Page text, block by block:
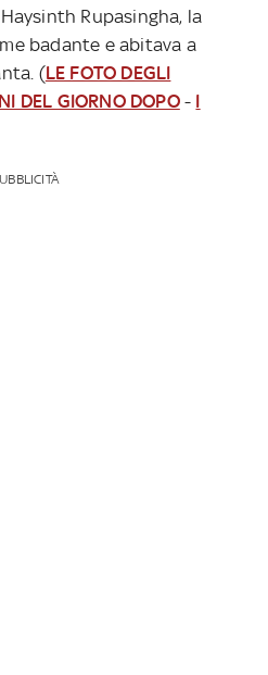
Rupasingha, la
badante e abitava a
(LE FOTO DEGLI
DEL GIORNO DOPO- I